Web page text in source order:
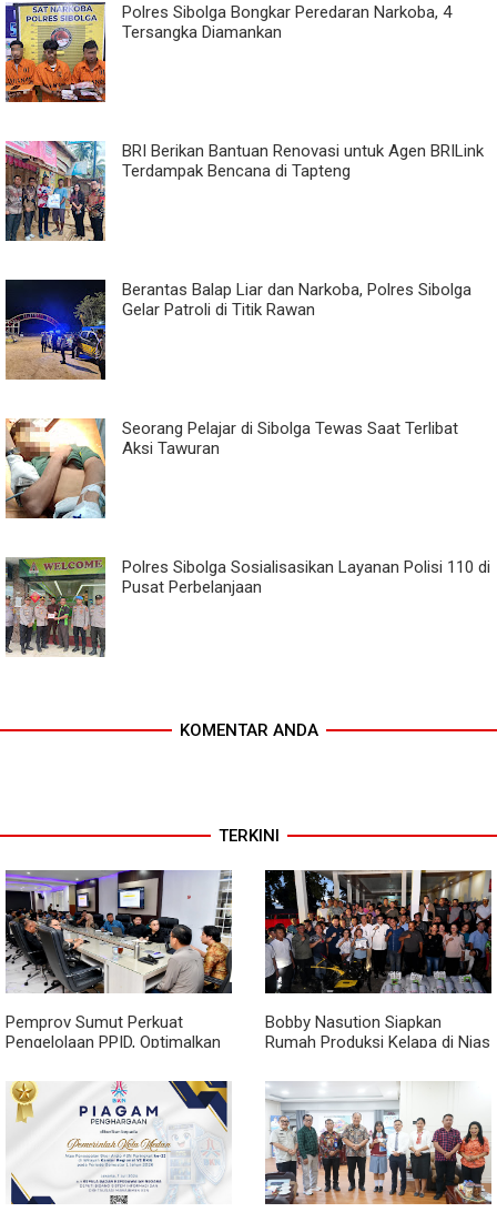
Polres Sibolga Bongkar Peredaran Narkoba, 4
Tersangka Diamankan
BRI Berikan Bantuan Renovasi untuk Agen BRILink
Terdampak Bencana di Tapteng
Berantas Balap Liar dan Narkoba, Polres Sibolga
Gelar Patroli di Titik Rawan
Seorang Pelajar di Sibolga Tewas Saat Terlibat
Aksi Tawuran
Polres Sibolga Sosialisasikan Layanan Polisi 110 di
Pusat Perbelanjaan
KOMENTAR ANDA
TERKINI
Pemprov Sumut Perkuat
Pengelolaan PPID, Optimalkan
Nomor 2 Tahun 2026
Bobby Nasution Siapkan
Rumah Produksi Kelapa di Nias